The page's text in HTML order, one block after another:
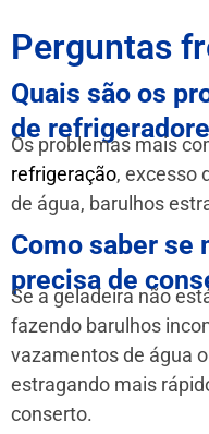
Perguntas
Quais são os
de
Os problemas mais
refrigeração, excesso
de água, barulhos
Como saber se
precisa de
Se a geladeira não
fazendo barulhos
vazamentos de água
estragando mais
conserto.